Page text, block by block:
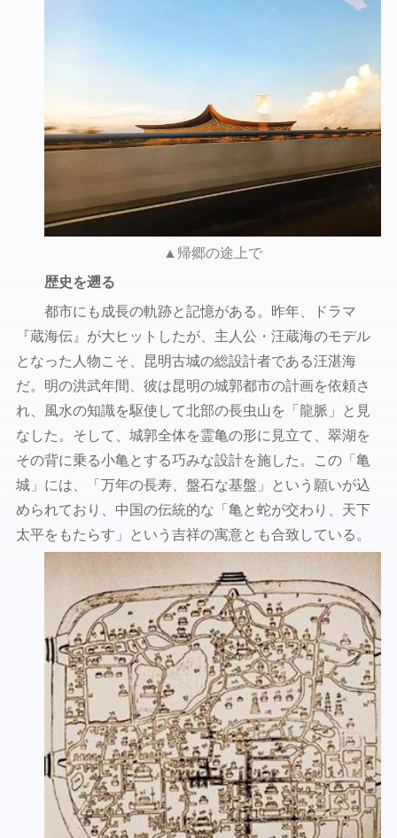
▲帰郷の途上で
歴史を遡る
都市にも成長の軌跡と記憶がある。昨年、ドラマ
『蔵海伝』が大ヒットしたが、主人公・汪蔵海のモデル
となった人物こそ、昆明古城の総設計者である汪湛海
だ。明の洪武年間、彼は昆明の城郭都市の計画を依頼さ
れ、風水の知識を駆使して北部の長虫山を「龍脈」と見
なした。そして、城郭全体を霊亀の形に見立て、翠湖を
その背に乗る小亀とする巧みな設計を施した。この「亀
城」には、「万年の長寿、盤石な基盤」という願いが込
められており、中国の伝統的な「亀と蛇が交わり、天下
太平をもたらす」という吉祥の寓意とも合致している。